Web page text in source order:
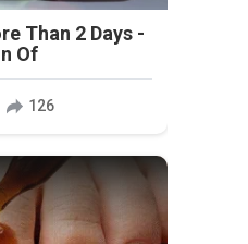
Than 2 Days -
Of
126